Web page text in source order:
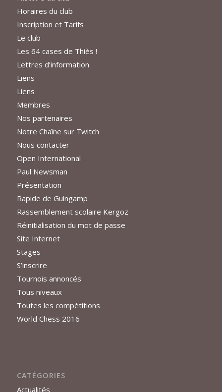
Horaires du club
Inscription et Tarifs
Le club
Les 64 cases de Thiès !
Lettres d’information
Liens
Liens
Membres
Nos partenaires
Notre Chaîne sur Twitch
Nous contacter
Open International
Paul Newsman
Présentation
Rapide de Guingamp
Rassemblement scolaire Kergoz
Réinitialisation du mot de passe
Site Internet
Stages
S’inscrire
Tournois annoncés
Tous niveaux
Toutes les compétitions
World Chess 2016
CATÉGORIES
Actualités